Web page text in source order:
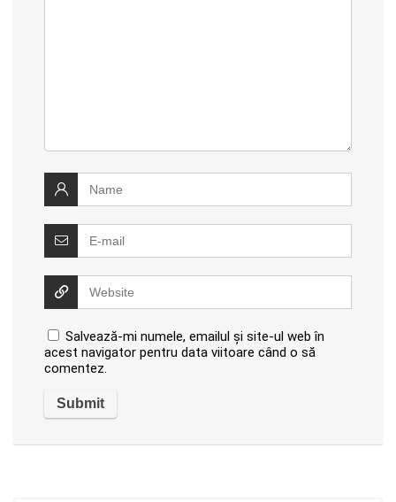
Salvează-mi numele, emailul și site-ul web în
acest navigator pentru data viitoare când o să
comentez.